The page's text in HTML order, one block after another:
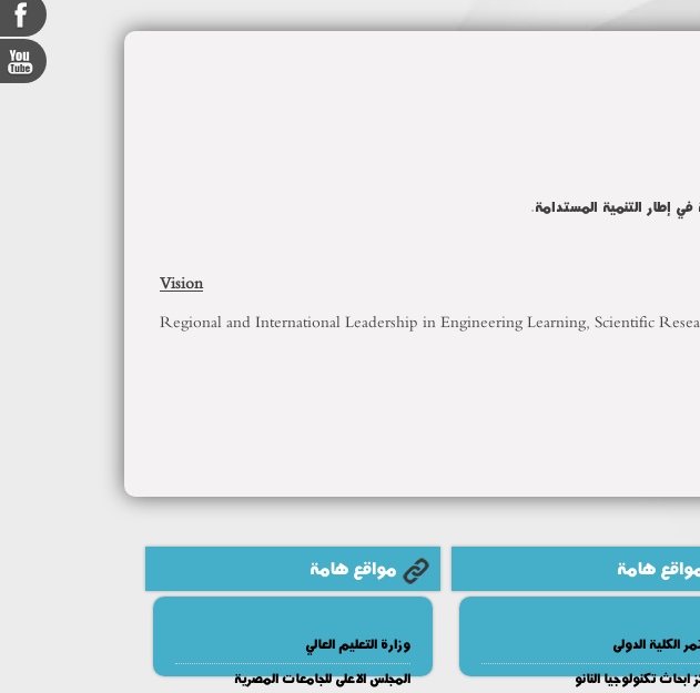
إطار التنمية المستدامة.
Vision
Regional and International Leadership in Engineering Learning, Scientific
هامة
الكلية الدولى
ابحاث تكنولوجيا النانو
مواقع هامة
وزارة التعليم العالي
المجلس الاعلى للجامعات المصرية